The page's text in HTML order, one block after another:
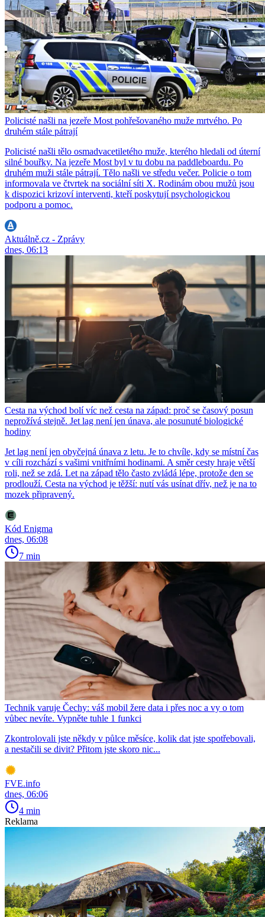
Policisté našli na jezeře Most pohřešovaného muže mrtvého. Po
druhém stále pátrají
Policisté našli tělo osmadvacetiletého muže, kterého hledali od úterní
silné bouřky. Na jezeře Most byl v tu dobu na paddleboardu. Po
druhém muži stále pátrají. Tělo našli ve středu večer. Policie o tom
informovala ve čtvrtek na sociální síti X. Rodinám obou mužů jsou
k dispozici krizoví interventi, kteří poskytují psychologickou
podporu a pomoc.
Aktuálně.cz - Zprávy
dnes, 06:13
Cesta na východ bolí víc než cesta na západ: proč se časový posun
neprožívá stejně. Jet lag není jen únava, ale posunuté biologické
hodiny
Jet lag není jen obyčejná únava z letu. Je to chvíle, kdy se místní čas
v cíli rozchází s vašimi vnitřními hodinami. A směr cesty hraje větší
roli, než se zdá. Let na západ tělo často zvládá lépe, protože den se
prodlouží. Cesta na východ je těžší: nutí vás usínat dřív, než je na to
mozek připravený.
Kód Enigma
dnes, 06:08
7 min
Technik varuje Čechy: váš mobil žere data i přes noc a vy o tom
vůbec nevíte. Vypněte tuhle 1 funkci
Zkontrolovali jste někdy v půlce měsíce, kolik dat jste spotřebovali,
a nestačili se divit? Přitom jste skoro nic...
FVE.info
dnes, 06:06
4 min
Reklama